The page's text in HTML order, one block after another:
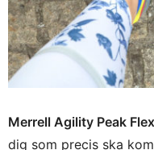
Merrell Agility Peak
dig som precis ska